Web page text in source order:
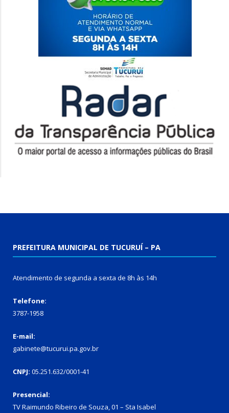
PREFEITURA MUNICIPAL DE TUCURUÍ – PA
Atendimento de segunda a sexta de 8h às 14h
Telefone:
3787-1958
E-mail:
gabinete@tucurui.pa.gov.br
CNPJ: 05.251.632/0001-41
Presencial:
TV Raimundo Ribeiro de Souza, 01 – Sta Isabel